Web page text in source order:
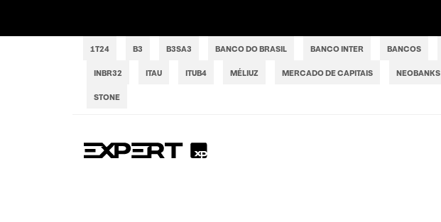
1T24 B3 B3SA3 BANCO DO BRASIL BANCO INTER BANCOS
INBR32 ITAU ITUB4 MÉLIUZ MERCADO DE CAPITAIS NEOBANKS
STONE